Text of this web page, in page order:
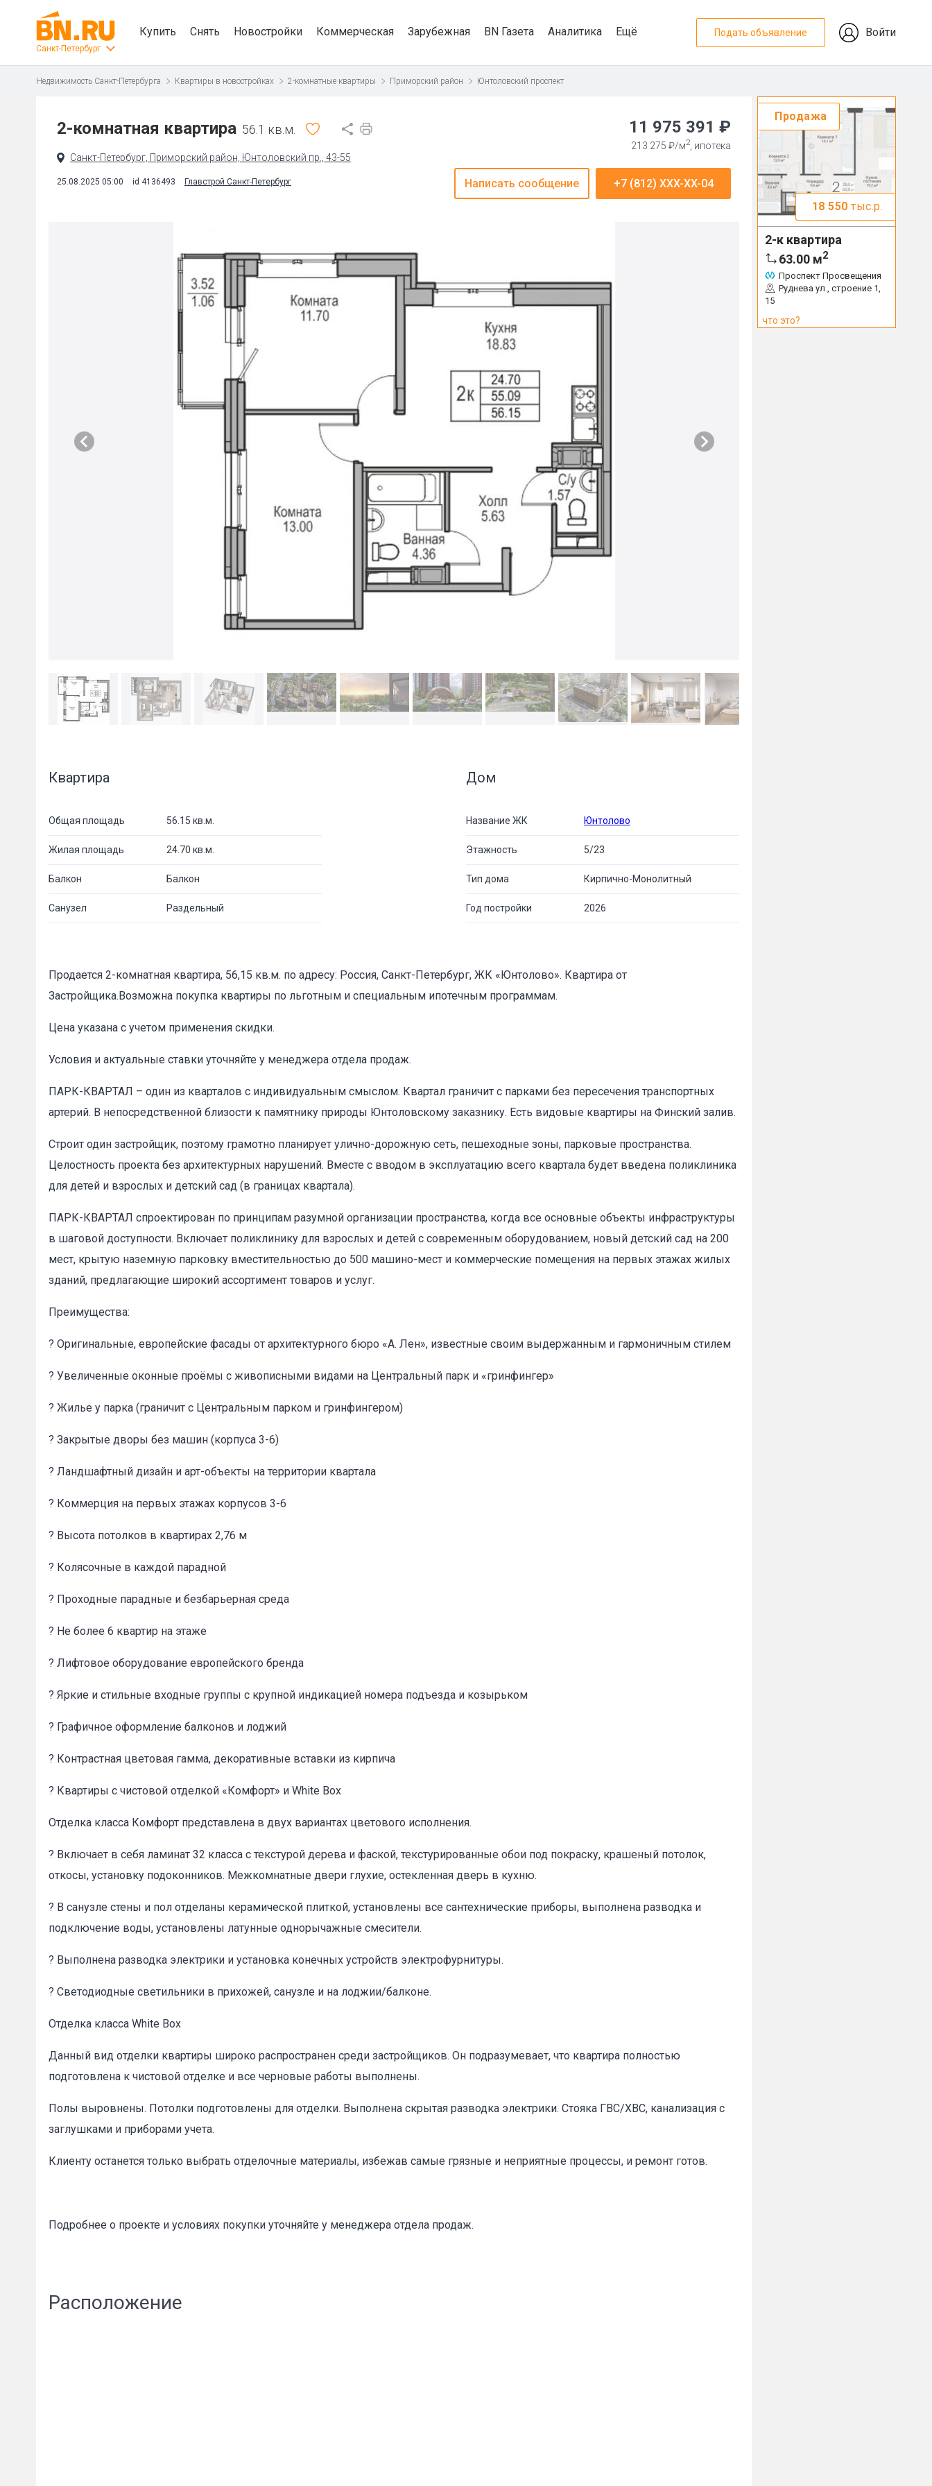
Санкт-Петербург
Купить Снять Новостройки Коммерческая Зарубежная BN Газета Аналитика Ещё Подать объявление Войти
Недвижимость Санкт-Петербурга Квартиры в новостройках 2-комнатные квартиры Приморский район Юнтоловский проспект
2-комнатная квартира 56.1 кв.м.
Санкт-Петербург, Приморский район, Юнтоловский пр., 43-55
25.08.2025 05:00 id 4136493 Главстрой Санкт-Петербург
11 975 391 ₽
213 275 ₽/м2, ипотека
Написать сообщение +7 (812) XXX-XX-04
Квартира
Общая площадь 56.15 кв.м.
Жилая площадь 24.70 кв.м.
Балкон Балкон
Санузел Раздельный
Дом
Название ЖК Юнтолово
Этажность 5/23
Тип дома Кирпично-Монолитный
Год постройки 2026
Продается 2-комнатная квартира, 56,15 кв.м. по адресу: Россия, Санкт-Петербург, ЖК «Юнтолово». Квартира от
Застройщика.Возможна покупка квартиры по льготным и специальным ипотечным программам.
Цена указана с учетом применения скидки.
Условия и актуальные ставки уточняйте у менеджера отдела продаж.
ПАРК-КВАРТАЛ – один из кварталов с индивидуальным смыслом. Квартал граничит с парками без пересечения транспортных
артерий. В непосредственной близости к памятнику природы Юнтоловскому заказнику. Есть видовые квартиры на Финский залив.
Строит один застройщик, поэтому грамотно планирует улично-дорожную сеть, пешеходные зоны, парковые пространства.
Целостность проекта без архитектурных нарушений. Вместе с вводом в эксплуатацию всего квартала будет введена поликлиника
для детей и взрослых и детский сад (в границах квартала).
ПАРК-КВАРТАЛ спроектирован по принципам разумной организации пространства, когда все основные объекты инфраструктуры
в шаговой доступности. Включает поликлинику для взрослых и детей с современным оборудованием, новый детский сад на 200
мест, крытую наземную парковку вместительностью до 500 машино-мест и коммерческие помещения на первых этажах жилых
зданий, предлагающие широкий ассортимент товаров и услуг.
Преимущества:
? Оригинальные, европейские фасады от архитектурного бюро «А. Лен», известные своим выдержанным и гармоничным стилем
? Увеличенные оконные проёмы с живописными видами на Центральный парк и «гринфингер»
? Жилье у парка (граничит с Центральным парком и гринфингером)
? Закрытые дворы без машин (корпуса 3-6)
? Ландшафтный дизайн и арт-объекты на территории квартала
? Коммерция на первых этажах корпусов 3-6
? Высота потолков в квартирах 2,76 м
? Колясочные в каждой парадной
? Проходные парадные и безбарьерная среда
? Не более 6 квартир на этаже
? Лифтовое оборудование европейского бренда
? Яркие и стильные входные группы с крупной индикацией номера подъезда и козырьком
? Графичное оформление балконов и лоджий
? Контрастная цветовая гамма, декоративные вставки из кирпича
? Квартиры с чистовой отделкой «Комфорт» и White Box
Отделка класса Комфорт представлена в двух вариантах цветового исполнения.
? Включает в себя ламинат 32 класса с текстурой дерева и фаской, текстурированные обои под покраску, крашеный потолок,
откосы, установку подоконников. Межкомнатные двери глухие, остекленная дверь в кухню.
? В санузле стены и пол отделаны керамической плиткой, установлены все сантехнические приборы, выполнена разводка и
подключение воды, установлены латунные однорычажные смесители.
? Выполнена разводка электрики и установка конечных устройств электрофурнитуры.
? Светодиодные светильники в прихожей, санузле и на лоджии/балконе.
Отделка класса White Box
Данный вид отделки квартиры широко распространен среди застройщиков. Он подразумевает, что квартира полностью
подготовлена к чистовой отделке и все черновые работы выполнены.
Полы выровнены. Потолки подготовлены для отделки. Выполнена скрытая разводка электрики. Стояка ГВС/ХВС, канализация с
заглушками и приборами учета.
Клиенту останется только выбрать отделочные материалы, избежав самые грязные и неприятные процессы, и ремонт готов.
Подробнее о проекте и условиях покупки уточняйте у менеджера отдела продаж.
Расположение
Пожаловаться на объявление
Сообщение
✕
Продажа
18 550 тыс.р.
2-к квартира
63.00 м2
Проспект Просвещения
Руднева ул., строение 1,
15
что это?